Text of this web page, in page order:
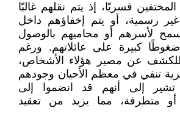
قسريًا، إذ يتم نقلهم غالبًا
غير رسمية، أو يتم إخفاؤهم داخل
لأسرهم أو محاميهم بالوصول
كبيرة على عائلاتهم. ورغم
للكشف عن مصير هؤلاء الأشخاص،
تنفي في معظم الأحيان وجودهم
تشير إلى أنهم قد انضموا إلى
أو متطرفة، مما يزيد من تعقيد